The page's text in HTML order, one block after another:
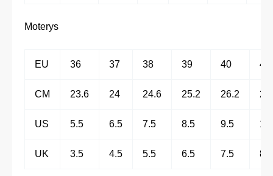
Moterys
EU 36 37 38 39 40 41
CM 23.6 24 24.6 25.2 26.2 27
US 5.5 6.5 7.5 8.5 9.5
UK 3.5 4.5 5.5 6.5 7.5 8.5